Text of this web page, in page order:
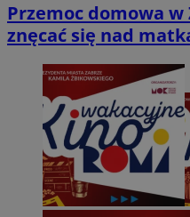
Przemoc domowa
znęcać się nad